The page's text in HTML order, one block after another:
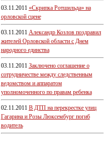
03.11.2011 «Скрипка Ротшильда» на
орловской сцене
03.11.2011 Александр Козлов поздравил
жителей Орловской области с Днем
народного единства
03.11.2011 Заключено соглашение о
сотрудничестве между следственным
ведомством и аппаратом
уполномоченного по правам ребенка
02.11.2011 В ДТП на перекрестке улиц
Гагарина и Розы Люксембург погиб
водитель